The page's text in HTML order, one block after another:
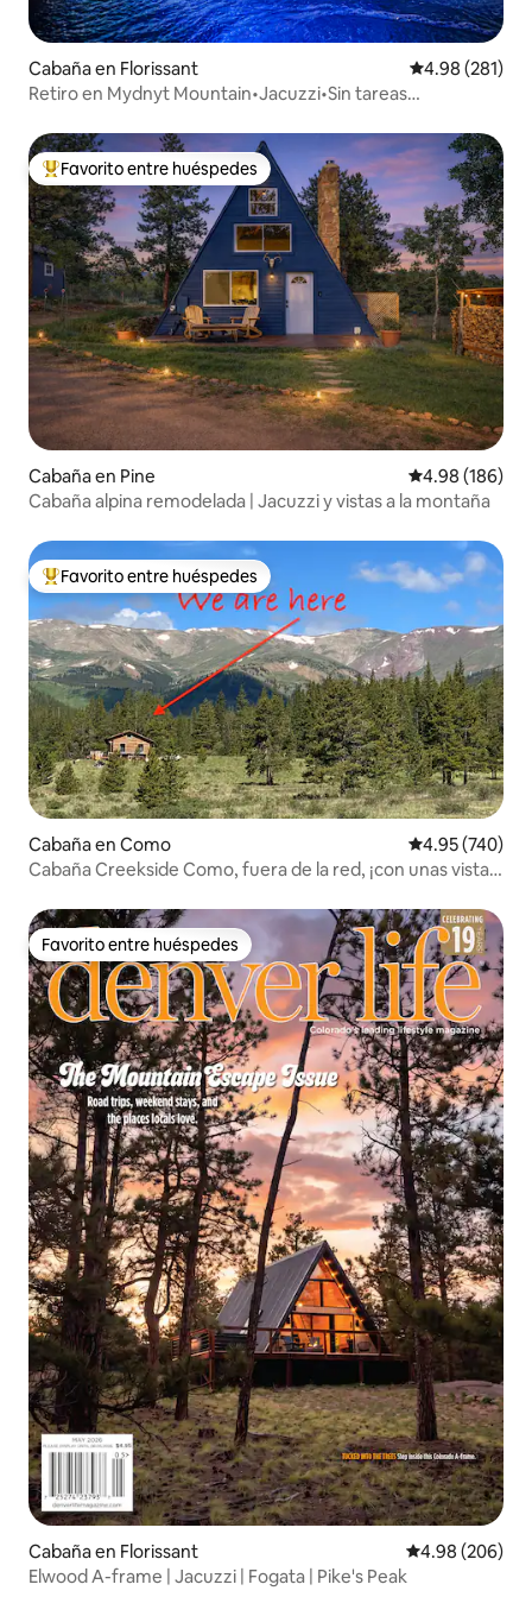
Cabaña en Florissant Calificación
4.98 (281)
Retiro en Mydnyt Mountain•Jacuzzi•Sin tareas
De los mejores en Favorito entre huéspedes
Favorito entre huéspedes
Cabaña en Pine Calificación
4.98 (186)
Cabaña alpina remodelada | Jacuzzi y vistas a la montaña
De los mejores en Favorito entre huéspedes
Favorito entre huéspedes
Cabaña en Como Calificación
4.95 (740)
Cabaña Creekside Como, fuera de la red, ¡con unas vistas
Favorito entre huéspedes
Favorito entre huéspedes
Cabaña en Florissant Calificación
4.98 (206)
Elwood A-frame | Jacuzzi | Fogata | Pike's Peak